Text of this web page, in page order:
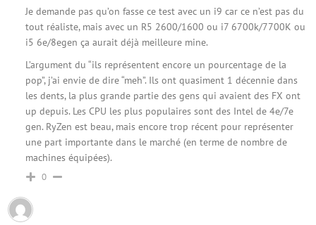
Je demande pas qu’on fasse ce test avec un i9 car ce n’est pas du
tout réaliste, mais avec un R5 2600/1600 ou i7 6700k/7700K ou
i5 6e/8egen ça aurait déjà meilleure mine.
L’argument du “ils représentent encore un pourcentage de la
pop”, j’ai envie de dire “meh”. Ils ont quasiment 1 décennie dans
les dents, la plus grande partie des gens qui avaient des FX ont
up depuis. Les CPU les plus populaires sont des Intel de 4e/7e
gen. RyZen est beau, mais encore trop récent pour représenter
une part importante dans le marché (en terme de nombre de
machines équipées).
0